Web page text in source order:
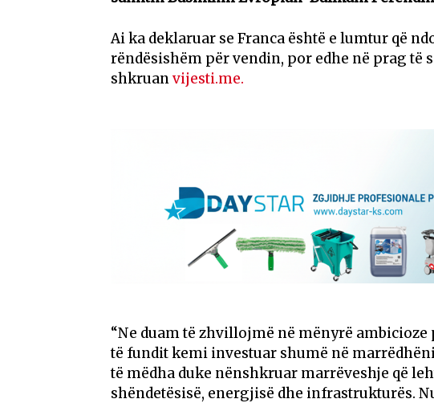
Ai ka deklaruar se Franca është e lumtur që
rëndësishëm për vendin, por edhe në prag të
shkruanvijesti.me.
“Ne duam të zhvillojmë në mënyrë
të fundit kemi investuar shumë në
të mëdha duke nënshkruar marrëveshje që
shëndetësisë, energjisë dhe infrastrukturës.